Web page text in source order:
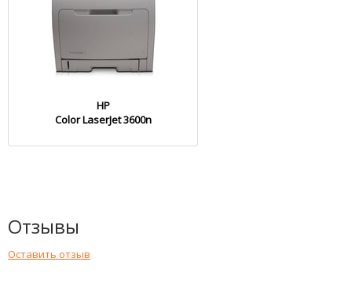
HP
Color LaserJet 3600n
Отзывы
Оставить отзыв